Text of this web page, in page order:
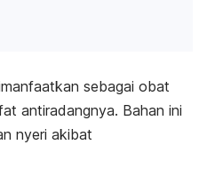
sebagai obat
antiradangnya. Bahan ini
nyeri akibat